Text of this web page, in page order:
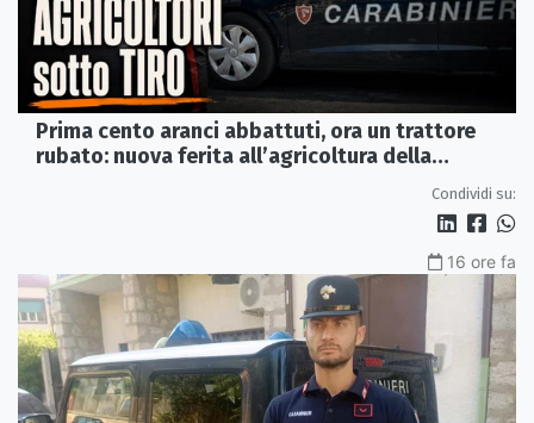
Prima cento aranci abbattuti, ora un trattore
rubato: nuova ferita all’agricoltura della
Condividi su:
16 ore fa